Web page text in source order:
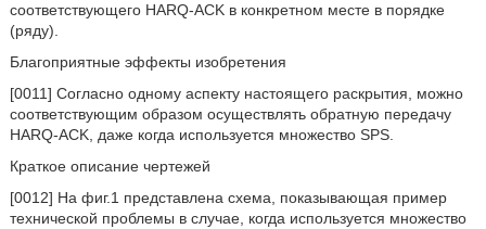
соответствующего HARQ-ACK в конкретном месте в порядке
(ряду).
Благоприятные эффекты изобретения
[0011] Согласно одному аспекту настоящего раскрытия, можно
соответствующим образом осуществлять обратную передачу
HARQ-ACK, даже когда используется множество SPS.
Краткое описание чертежей
[0012] На фиг.1 представлена схема, показывающая пример
технической проблемы в случае, когда используется множество